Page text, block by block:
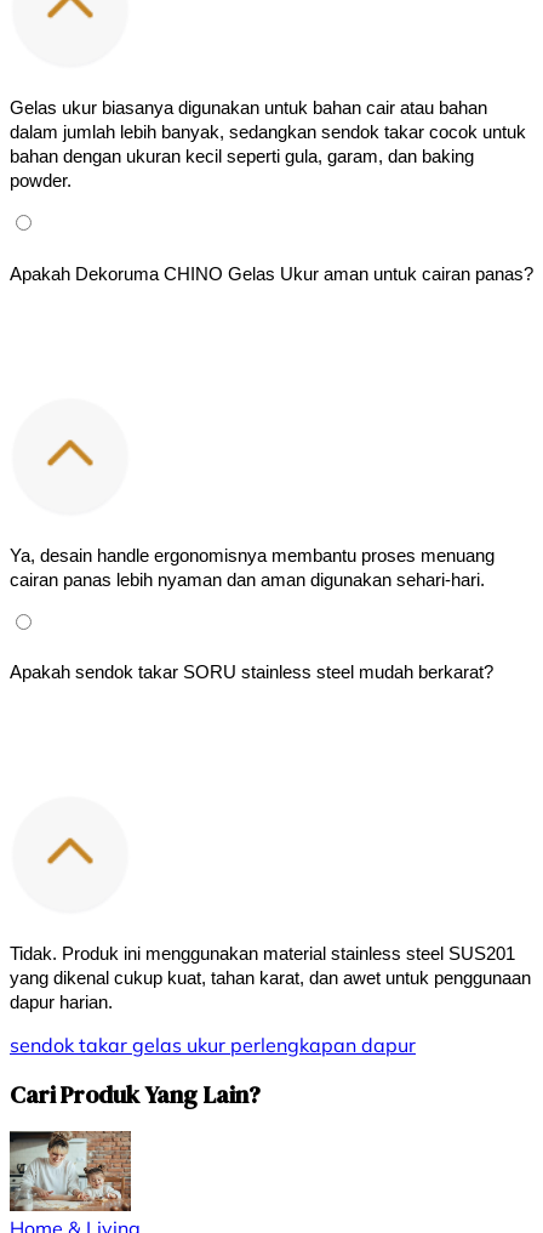
Gelas ukur biasanya digunakan untuk bahan cair atau bahan
dalam jumlah lebih banyak, sedangkan sendok takar cocok untuk
bahan dengan ukuran kecil seperti gula, garam, dan baking
powder.
Apakah Dekoruma CHINO Gelas Ukur aman untuk cairan panas?
Ya, desain handle ergonomisnya membantu proses menuang
cairan panas lebih nyaman dan aman digunakan sehari-hari.
Apakah sendok takar SORU stainless steel mudah berkarat?
Tidak. Produk ini menggunakan material stainless steel SUS201
yang dikenal cukup kuat, tahan karat, dan awet untuk penggunaan
dapur harian.
sendok takar gelas ukur perlengkapan dapur
Cari Produk Yang Lain?